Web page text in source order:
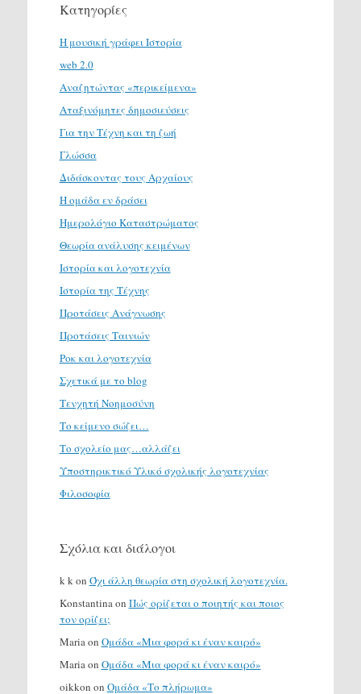
Κατηγορίες
H μουσική γράφει Ιστορία
web 2.0
Αναζητώντας «περικείμενα»
Αταξινόμητες δημοσιεύσεις
Για την Τέχνη και τη ζωή
Γλώσσα
Διδάσκοντας τους Αρχαίους
Η ομάδα εν δράσει
Ημερολόγιο Καταστρώματος
Θεωρία ανάλυσης κειμένων
Ιστορία και λογοτεχνία
Ιστορία της Τέχνης
Προτάσεις Ανάγνωσης
Προτάσεις Ταινιών
Ροκ και λογοτεχνία
Σχετικά με το blog
Τενχητή Νοημοσύνη
Το κείμενο σώζει…
Το σχολείο μας…αλλάζει
Υποστηρικτικό Υλικό σχολικής λογοτεχνίας
Φιλοσοφία
Σχόλια και διάλογοι
k kon Όχι άλλη θεωρία στη σχολική λογοτεχνία.
Konstantinaon Πώς ορίζεται ο ποιητής και ποιος
τον ορίζει;
Mariaon Ομάδα «Μια φορά κι έναν καιρό»
Mariaon Ομάδα «Μια φορά κι έναν καιρό»
oikkon on Ομάδα «Το πλήρωμα»